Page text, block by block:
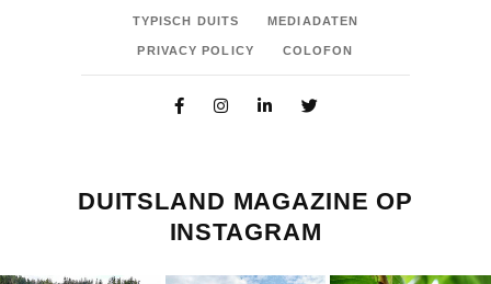
TYPISCH DUITS MEDIADATEN
PRIVACY POLICY COLOFON
DUITSLAND MAGAZINE OP
INSTAGRAM